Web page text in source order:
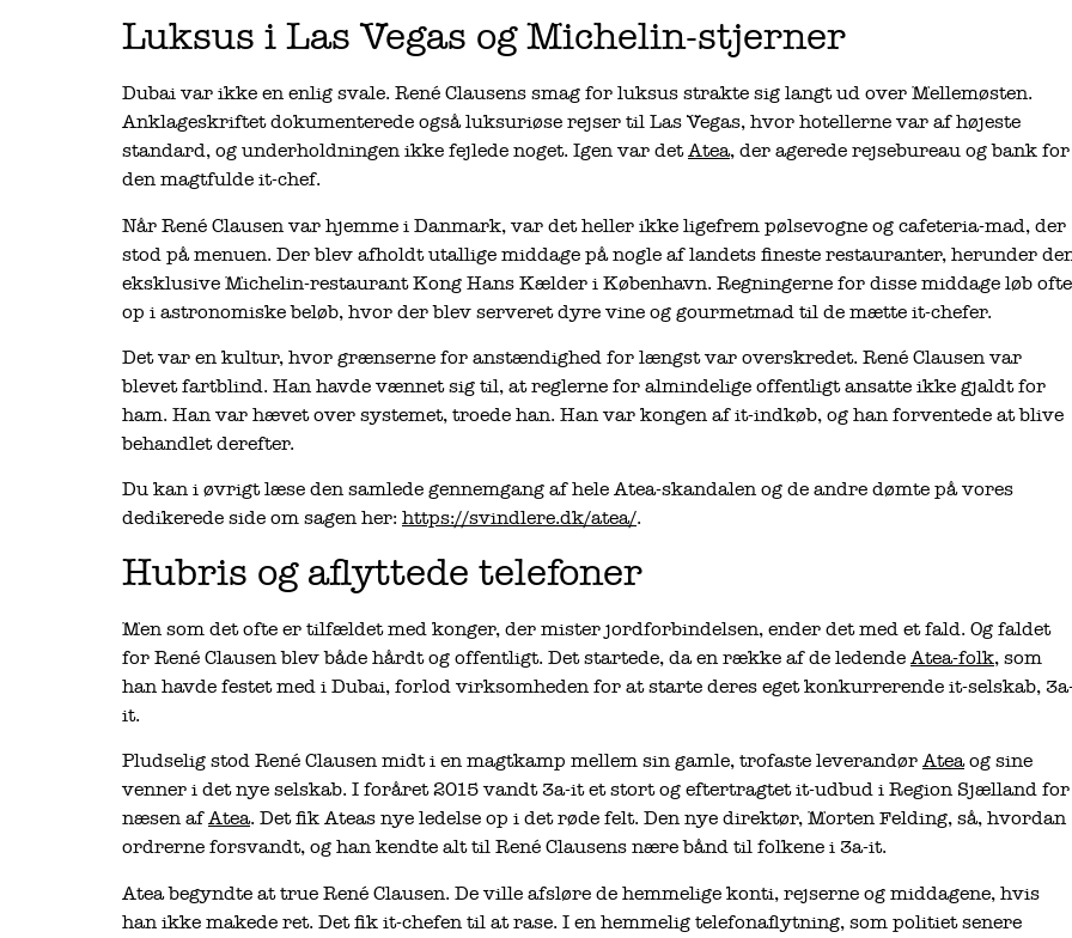
Luksus i Las Vegas og Michelin-stjerner
Dubai var ikke en enlig svale. René Clausens smag for luksus strakte sig langt ud over Mellemøsten.
Anklageskriftet dokumenterede også luksuriøse rejser til Las Vegas, hvor hotellerne var af højeste
standard, og underholdningen ikke fejlede noget. Igen var detAtea, der agerede rejsebureau og bank for
den magtfulde it-chef.
Når René Clausen var hjemme i Danmark, var det heller ikke ligefrem pølsevogne og cafeteria-mad, der
stod på menuen. Der blev afholdt utallige middage på nogle af landets fineste restauranter, herunder
eksklusive Michelin-restaurant Kong Hans Kælder i København. Regningerne for disse middage løb ofte
op i astronomiske beløb, hvor der blev serveret dyre vine og gourmetmad til de mætte it-chefer.
Det var en kultur, hvor grænserne for anstændighed for længst var overskredet. René Clausen var
blevet fartblind. Han havde vænnet sig til, at reglerne for almindelige offentligt ansatte ikke gjaldt for
ham. Han var hævet over systemet, troede han. Han var kongen af it-indkøb, og han forventede at blive
behandlet derefter.
Du kan i øvrigt læse den samlede gennemgang af hele Atea-skandalen og de andre dømte på vores
dedikerede side om sagen her: https://svindlere.dk/atea/.
Hubris og aflyttede telefoner
Men som det ofte er tilfældet med konger, der mister jordforbindelsen, ender det med et fald. Og faldet
for René Clausen blev både hårdt og offentligt. Det startede, da en række af de ledende Atea-folk, som
han havde festet med i Dubai, forlod virksomheden for at starte deres eget konkurrerende it-selskab,
it.
Pludselig stod René Clausen midt i en magtkamp mellem sin gamle, trofaste leverandør Ateaog sine
venner i det nye selskab. I foråret 2015 vandt 3a-it et stort og eftertragtet it-udbud i Region Sjælland for
næsen afAtea. Det fik Ateas nye ledelse op i det røde felt. Den nye direktør, Morten Felding, så, hvordan
ordrerne forsvandt, og han kendte alt til René Clausens nære bånd til folkene i 3a-it.
Atea begyndte at true René Clausen. De ville afsløre de hemmelige konti, rejserne og middagene, hvis
han ikke makede ret. Det fik it-chefen til at rase. I en hemmelig telefonaflytning, som politiet senere